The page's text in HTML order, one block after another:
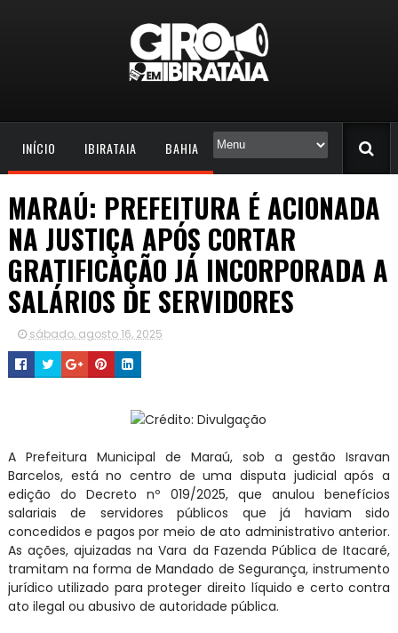
INÍCIO IBIRATAIA BAHIA
MARAÚ: PREFEITURA É ACIONADA
NA JUSTIÇA APÓS CORTAR
GRATIFICAÇÃO JÁ INCORPORADA A
SALÁRIOS DE SERVIDORES
sábado, agosto 16, 2025
Crédito: Divulgação
A Prefeitura Municipal de Maraú, sob a gestão Isravan
Barcelos, está no centro de uma disputa judicial após a
edição do Decreto nº 019/2025, que anulou benefícios
salariais de servidores públicos que já haviam sido
concedidos e pagos por meio de ato administrativo anterior.
As ações, ajuizadas na Vara da Fazenda Pública de Itacaré,
tramitam na forma de Mandado de Segurança, instrumento
jurídico utilizado para proteger direito líquido e certo contra
ato ilegal ou abusivo de autoridade pública.